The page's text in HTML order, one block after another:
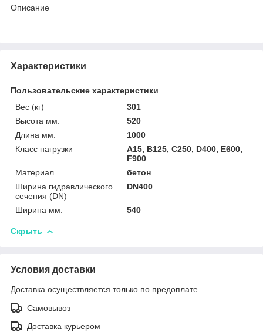
Описание
Характеристики
Пользовательские характеристики
Вес (кг)
301
Высота мм.
520
Длина мм.
1000
Класс нагрузки
A15, B125, C250, D400, E600,
F900
Материал
бетон
Ширина гидравлического
сечения (DN)
DN400
Ширина мм. 540
Скрыть
Условия доставки
Доставка осуществляется только по предоплате.
Самовывоз
Доставка курьером